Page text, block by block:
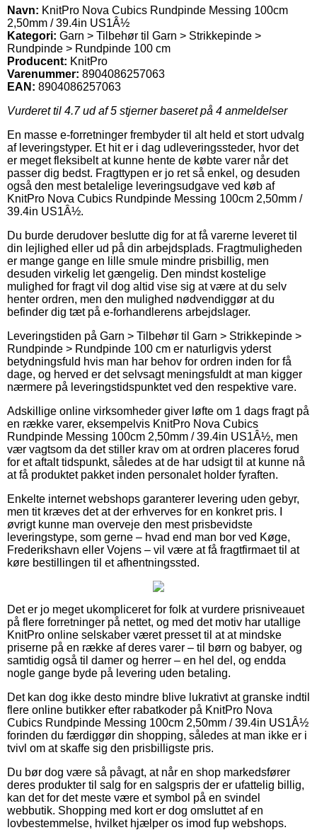
Navn: KnitPro Nova Cubics Rundpinde Messing 100cm
2,50mm / 39.4in US1Â½
Kategori: Garn > Tilbehør til Garn > Strikkepinde >
Rundpinde > Rundpinde 100 cm
Producent: KnitPro
Varenummer: 8904086257063
EAN: 8904086257063
Vurderet til 4.7ud af 5 stjerner baseret på 4 anmeldelser
En masse e-forretninger frembyder til alt held et stort udvalg
af leveringstyper. Et hit er i dag udleveringssteder, hvor det
er meget fleksibelt at kunne hente de købte varer når det
passer dig bedst. Fragttypen er jo ret så enkel, og desuden
også den mest betalelige leveringsudgave ved køb af
KnitPro Nova Cubics Rundpinde Messing 100cm 2,50mm /
39.4in US1Â½.
Du burde derudover beslutte dig for at få varerne leveret til
din lejlighed eller ud på din arbejdsplads. Fragtmuligheden
er mange gange en lille smule mindre prisbillig, men
desuden virkelig let gængelig. Den mindst kostelige
mulighed for fragt vil dog altid vise sig at være at du selv
henter ordren, men den mulighed nødvendiggør at du
befinder dig tæt på e-forhandlerens arbejdslager.
Leveringstiden på Garn > Tilbehør til Garn > Strikkepinde >
Rundpinde > Rundpinde 100 cm er naturligvis yderst
betydningsfuld hvis man har behov for ordren inden for få
dage, og herved er det selvsagt meningsfuldt at man kigger
nærmere på leveringstidspunktet ved den respektive vare.
Adskillige online virksomheder giver løfte om 1 dags fragt på
en række varer, eksempelvis KnitPro Nova Cubics
Rundpinde Messing 100cm 2,50mm / 39.4in US1Â½, men
vær vagtsom da det stiller krav om at ordren placeres forud
for et aftalt tidspunkt, således at de har udsigt til at kunne nå
at få produktet pakket inden personalet holder fyraften.
Enkelte internet webshops garanterer levering uden gebyr,
men tit kræves det at der erhverves for en konkret pris. I
øvrigt kunne man overveje den mest prisbevidste
leveringstype, som gerne – hvad end man bor ved Køge,
Frederikshavn eller Vojens – vil være at få fragtfirmaet til at
køre bestillingen til et afhentningssted.
Det er jo meget ukompliceret for folk at vurdere prisniveauet
på flere forretninger på nettet, og med det motiv har utallige
KnitPro online selskaber været presset til at at mindske
priserne på en række af deres varer – til børn og babyer, og
samtidig også til damer og herrer – en hel del, og endda
nogle gange byde på levering uden betaling.
Det kan dog ikke desto mindre blive lukrativt at granske indtil
flere online butikker efter rabatkoder på KnitPro Nova
Cubics Rundpinde Messing 100cm 2,50mm / 39.4in US1Â½
forinden du færdiggør din shopping, således at man ikke er i
tvivl om at skaffe sig den prisbilligste pris.
Du bør dog være så påvagt, at når en shop markedsfører
deres produkter til salg for en salgspris der er ufattelig billig,
kan det for det meste være et symbol på en svindel
webbutik. Shopping med kort er dog omsluttet af en
lovbestemmelse, hvilket hjælper os imod fup webshops.